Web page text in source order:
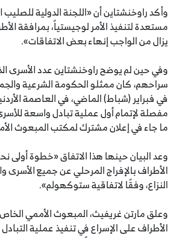
وأكد راوخنشتاين أن «اللجنة الدولية
مستعدة لتنفيذ الأمر لوجيستياً، بمرافقة
يزال من الواجب إنهاء بعض الاتفاقات».
وفي حين لم يوضح راوخنشتاين عدد الأسرى
سراحهم، كان ممثلو الحكومة الشرعية
في فبراير (شباط) الماضي، في العاصمة
مفصلة لإتمام أول عملية تبادل واسعة
ما جاء في إعلان مشترك لمكتب المبعوث
وعد البيان حينها هذا الاتفاق «خطوة أولى
الأطراف بالإفراج المرحلي عن جميع
النزاع، وفقًا لاتفاقية ستوكهولم».
وعلق مارتن غريفيث، المبعوث الأممي الخاص
الأطراف على الإسراع في تنفيذ عملية